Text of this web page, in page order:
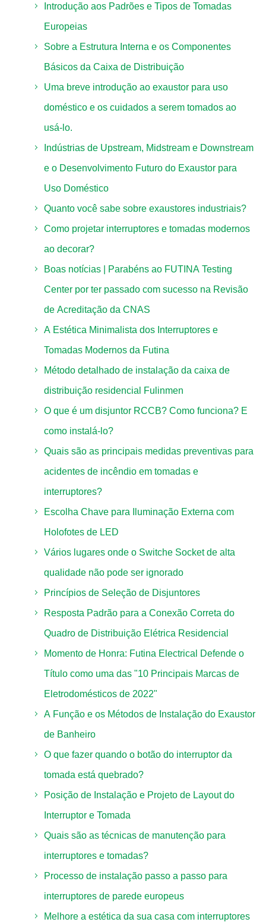
Introdução aos Padrões e Tipos de Tomadas
Europeias
Sobre a Estrutura Interna e os Componentes
Básicos da Caixa de Distribuição
Uma breve introdução ao exaustor para uso
doméstico e os cuidados a serem tomados ao
usá-lo.
Indústrias de Upstream, Midstream e Downstream
e o Desenvolvimento Futuro do Exaustor para
Uso Doméstico
Quanto você sabe sobre exaustores industriais?
Como projetar interruptores e tomadas modernos
ao decorar?
Boas notícias | Parabéns ao FUTINA Testing
Center por ter passado com sucesso na Revisão
de Acreditação da CNAS
A Estética Minimalista dos Interruptores e
Tomadas Modernos da Futina
Método detalhado de instalação da caixa de
distribuição residencial Fulinmen
O que é um disjuntor RCCB? Como funciona? E
como instalá-lo?
Quais são as principais medidas preventivas para
acidentes de incêndio em tomadas e
interruptores?
Escolha Chave para Iluminação Externa com
Holofotes de LED
Vários lugares onde o Switche Socket de alta
qualidade não pode ser ignorado
Princípios de Seleção de Disjuntores
Resposta Padrão para a Conexão Correta do
Quadro de Distribuição Elétrica Residencial
Momento de Honra: Futina Electrical Defende o
Título como uma das "10 Principais Marcas de
Eletrodomésticos de 2022"
A Função e os Métodos de Instalação do Exaustor
de Banheiro
O que fazer quando o botão do interruptor da
tomada está quebrado?
Posição de Instalação e Projeto de Layout do
Interruptor e Tomada
Quais são as técnicas de manutenção para
interruptores e tomadas?
Processo de instalação passo a passo para
interruptores de parede europeus
Melhore a estética da sua casa com interruptores